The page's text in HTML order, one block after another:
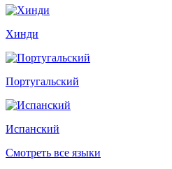
Хинди
Португальский
Испанский
Смотреть все языки